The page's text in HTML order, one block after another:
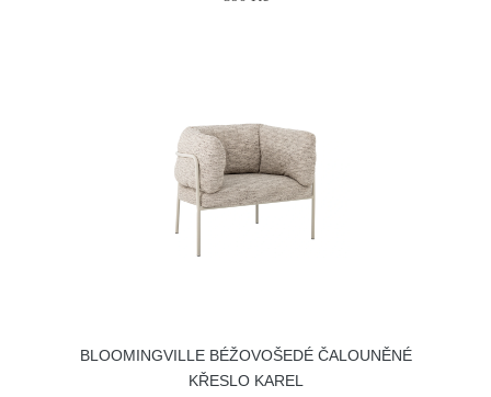
BLOOMINGVILLE BÉŽOVOŠEDÉ ČALOUNĚNÉ
KŘESLO KAREL